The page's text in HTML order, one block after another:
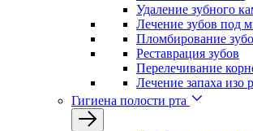
Удаление зубного
Лечение зубов под
Пломбирование
Реставрация зубов
Перелечивание
Лечение запаха изо
Гигиена полости рта